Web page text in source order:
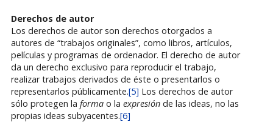
Derechos de autor
Los derechos de autor son derechos otorgados a
autores de “trabajos originales”, como libros, artículos,
películas y programas de ordenador. El derecho de autor
da un derecho exclusivo para reproducir el trabajo,
realizar trabajos derivados de éste o presentarlos o
representarlos públicamente.[5] Los derechos de autor
sólo protegen la formao la expresiónde las ideas, no las
propias ideas subyacentes.[6]